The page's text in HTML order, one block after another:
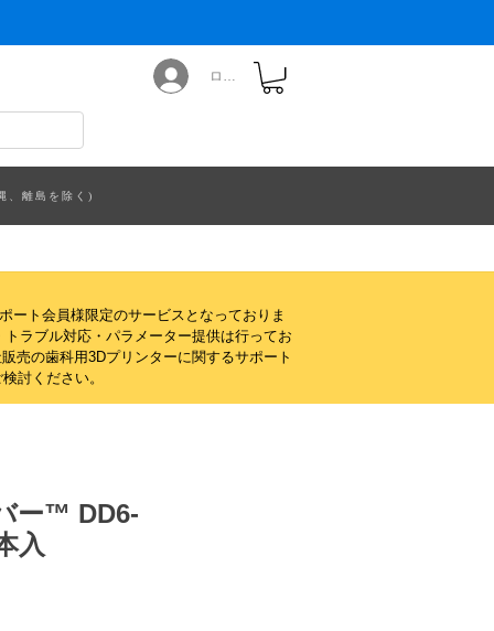
ログイン
、離島を除く)
ート会員様限定のサービスとなっておりま
ラブル対応・パラメーター提供は行ってお
売の歯科用3Dプリンターに関するサポート
討ください。
ー™ DD6-
入